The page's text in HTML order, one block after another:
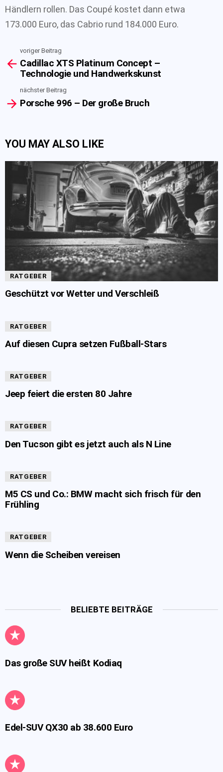
Händlern rollen. Das Coupé kostet dann etwa
173.000 Euro, das Cabrio rund 184.000 Euro.
more
voriger Beitrag
Cadillac XTS Platinum Concept –
Technologie und Handwerkskunst
nächster Beitrag
Porsche 996 – Der große Bruch
YOU MAY ALSO LIKE
RATGEBER
Geschützt vor Wetter und Verschleiß
RATGEBER
Auf diesen Cupra setzen Fußball-Stars
RATGEBER
Jeep feiert die ersten 80 Jahre
RATGEBER
Den Tucson gibt es jetzt auch als N Line
RATGEBER
M5 CS und Co.: BMW macht sich frisch für den
Frühling
RATGEBER
Wenn die Scheiben vereisen
BELIEBTE BEITRÄGE
Das große SUV heißt Kodiaq
Edel-SUV QX30 ab 38.600 Euro